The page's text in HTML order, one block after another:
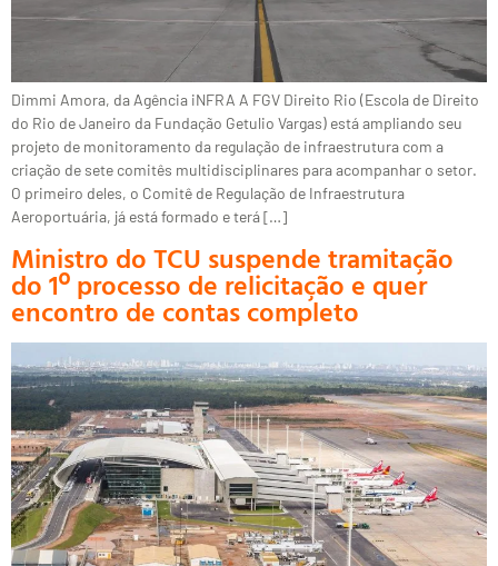
Dimmi Amora, da Agência iNFRA A FGV Direito Rio (Escola de Direito
do Rio de Janeiro da Fundação Getulio Vargas) está ampliando seu
projeto de monitoramento da regulação de infraestrutura com a
criação de sete comitês multidisciplinares para acompanhar o setor.
O primeiro deles, o Comitê de Regulação de Infraestrutura
Aeroportuária, já está formado e terá […]
Ministro do TCU suspende tramitação
do 1º processo de relicitação e quer
encontro de contas completo